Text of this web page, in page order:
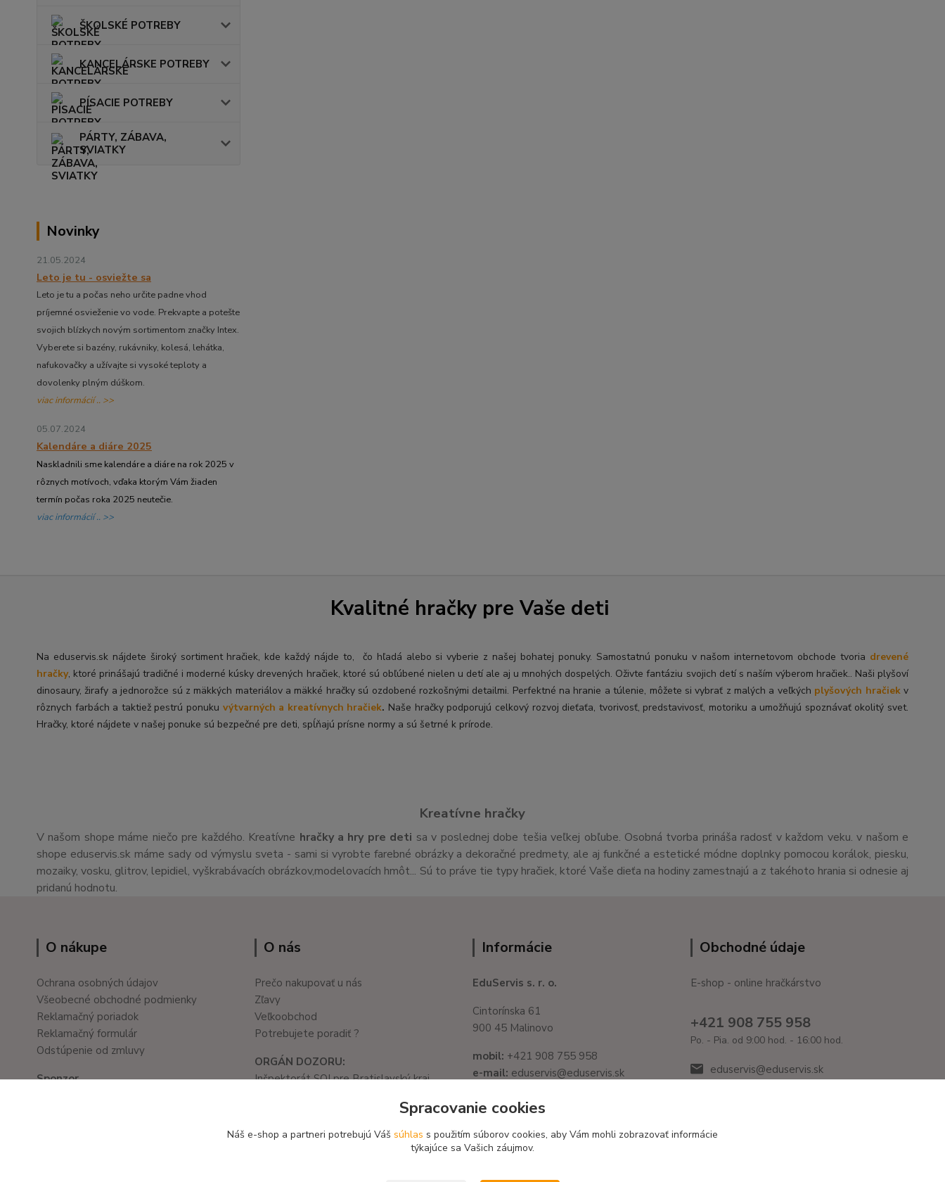
ŠKOLSKÉ POTREBY
KANCELÁRSKE POTREBY
PÍSACIE POTREBY
PÁRTY, ZÁBAVA,
SVIATKY
Novinky
21.05.2024
Leto je tu - osviežte sa
Leto je tu a počas neho určite padne vhod
príjemné osvieženie vo vode. Prekvapte a potešte
svojich blízkych novým sortimentom značky Intex.
Vyberete si bazény, rukávniky, kolesá, lehátka,
nafukovačky a užívajte si vysoké teploty a
dovolenky plným dúškom.
viac informácií .. >>
05.07.2024
Kalendáre a diáre 2025
Naskladnili sme kalendáre a diáre na rok 2025 v
rôznych motívoch, vďaka ktorým Vám žiaden
termín počas roka 2025 neutečie.
viac informácií .. >>
Kvalitné hračky pre Vaše deti
Na eduservis.sk nájdete široký sortiment hračiek, kde každý nájde to, čo hľadá alebo si vyberie z našej bohatej ponuky. Samostatnú ponuku v našom internetovom obchode tvoria drevené
hračky, ktoré prinášajú tradičné i moderné kúsky drevených hračiek, ktoré sú obľúbené nielen u detí ale aj u mnohých dospelých. Oživte fantáziu svojich detí s naším výberom hračiek.. Naši plyšoví
dinosaury, žirafy a jednorožce sú z mäkkých materiálov a mäkké hračky sú ozdobené rozkošnými detailmi. Perfektné na hranie a túlenie, môžete si vybrať z malých a veľkých plyšových hračiekv
rôznych farbách a taktiež pestrú ponuku výtvarných a kreatívnych hračiek. Naše hračky podporujú celkový rozvoj dieťaťa, tvorivosť, predstavivosť, motoriku a umožňujú spoznávať okolitý svet.
Hračky, ktoré nájdete v našej ponuke sú bezpečné pre deti, spĺňajú prísne normy a sú šetrné k prírode.
Kreatívne hračky
V našom shope máme niečo pre každého. Kreatívne hračky a hry pre deti sa v poslednej dobe tešia veľkej obľube. Osobná tvorba prináša radosť v každom veku. v našom e
shope eduservis.sk máme sady od výmyslu sveta - sami si vyrobte farebné obrázky a dekoračné predmety, ale aj funkčné a estetické módne doplnky pomocou korálok, piesku,
mozaiky, vosku, glitrov, lepidiel, vyškrabávacích obrázkov,modelovacích hmôt... Sú to práve tie typy hračiek, ktoré Vaše dieťa na hodiny zamestnajú a z takéhoto hrania si odnesie aj
pridanú hodnotu.
O nákupe
Ochrana osobných údajov
Všeobecné obchodné podmienky
Reklamačný poriadok
Reklamačný formulár
Odstúpenie od zmluvy
Sponzor
O nás
Prečo nakupovať u nás
Zľavy
Veľkoobchod
Potrebujete poradiť ?
ORGÁN DOZORU:
Inšpektorát SOI pre Bratislavský kraj
tel. č.: 02/582 722 03
Informácie
EduServis s. r. o.
Cintorínska 61
900 45 Malinovo
mobil: +421 908 755 958
e-mail: eduservis@eduservis.sk
DIČ:2122156135
Obchodné údaje
E-shop - online hračkárstvo
+421 908 755 958
Po. - Pia. od 9:00 hod. - 16:00 hod.
eduservis@eduservis.sk
Spracovanie cookies
Náš e-shop a partneri potrebujú Váš súhlas s použitím súborov cookies, aby Vám mohli zobrazovať informácie
týkajúce sa Vašich záujmov.